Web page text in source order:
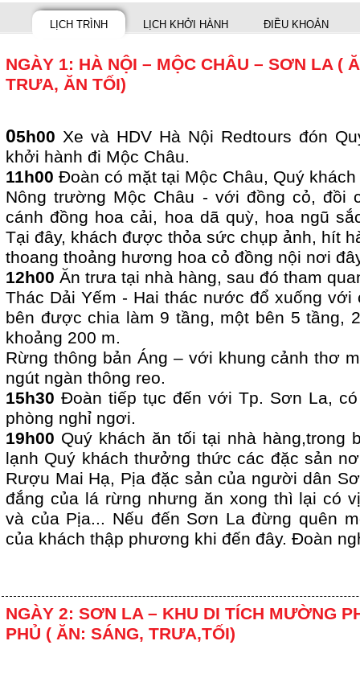
LỊCH TRÌNH LỊCH KHỞI HÀNH ĐIỀU KHOẢN
NGÀY 1: HÀ NỘI – MỘC CHÂU – SƠN LA (
TRƯA, ĂN TỐI)
05h00 Xe và HDV Hà Nội Redtours đón
khởi hành đi Mộc Châu.
11h00 Đoàn có mặt tại Mộc Châu, Quý
Nông trường Mộc Châu - với đồng cỏ, đồi
cánh đồng hoa cải, hoa dã quỳ, hoa ngũ
Tại đây, khách được thỏa sức chụp ảnh, hít
thoang thoảng hương hoa cỏ đồng
12h00 Ăn trưa tại nhà hàng, sau đó tham
Thác Dải Yếm - Hai thác nước đổ xuống với
bên được chia làm 9 tầng, một bên 5 tầng,
khoảng 200 m.
Rừng thông bản Áng – với khung cảnh thơ
ngút ngàn thông reo.
15h30 Đoàn tiếp tục đến với Tp. Sơn La,
phòng nghỉ ngơi.
19h00 Quý khách ăn tối tại nhà hàng,trong
lạnh Quý khách thưởng thức các đặc sản
Rượu Mai Hạ, Pịa đặc sản của người dân
đắng của lá rừng nhưng ăn xong thì lại có
và của Pịa... Nếu đến Sơn La đừng quên
của khách thập phương khi đến đây. Đoàn
NGÀY 2: SƠN LA – KHU DI TÍCH MƯỜNG
PHỦ ( ĂN: SÁNG, TRƯA,TỐI)